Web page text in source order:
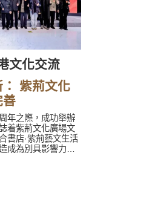
文化交流
紫荊文化
善
年之際，成功舉辦
着紫荊文化廣場文
書店·紫荊藝文生活
成為別具影響力的